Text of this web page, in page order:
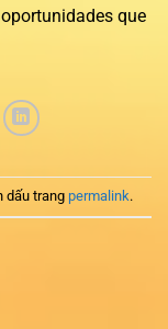
que
dấu trangpermalink.